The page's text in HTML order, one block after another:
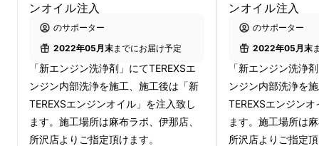
TEREXSはエンジン内部に毎分11Lの専用洗浄
ンオイル注入
のサポーター
2022年05月末までにお届け予定
「新エンジン洗浄剤」にてTEREXSエ
ンジン内部洗浄を施工、施工後は「新
TEREXSエンジンオイル」を注入致し
ます。施工場所は麻布ラボ、伊那店、
所沢店よりご指定頂けます。
ンオイル注入
のサポーター
2022年05月末
「新エンジン洗浄
ンジン内部洗浄を
TEREXSエンジン
ます。施工場所は
所沢店よりご指定